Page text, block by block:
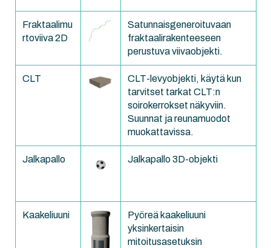
Fraktaalimu
rtoviiva 2D
Satunnaisgeneroituvaan
fraktaalirakenteeseen
perustuva viivaobjekti.
CLT
CLT-levyobjekti, käytä kun
tarvitset tarkat CLT:n
soirokerrokset näkyviin.
Suunnat ja reunamuodot
muokattavissa.
Jalkapallo Jalkapallo 3D-objekti
Kaakeliuuni
Pyöreä kaakeliuuni
yksinkertaisin
mitoitusasetuksin